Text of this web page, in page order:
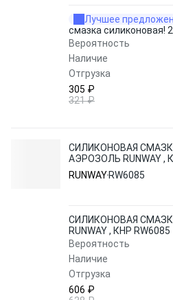
Лучшее
смазка силиконовая!
Вероятность
Наличие
Отгрузка
305 ₽
321 ₽
СИЛИКОНОВАЯ
АЭРОЗОЛЬ RUNWAY ,
RUNWAY RW6085
СИЛИКОНОВАЯ
RUNWAY , КНР RW6085
Вероятность
Наличие
Отгрузка
606 ₽